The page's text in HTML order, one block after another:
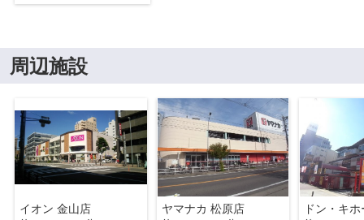
周辺施設
イオン 金山店
ヤマナカ 松原店